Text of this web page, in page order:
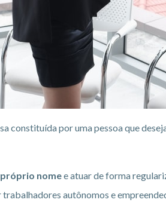
constituída por uma pessoa que
nomee atuar de forma
autônomos e